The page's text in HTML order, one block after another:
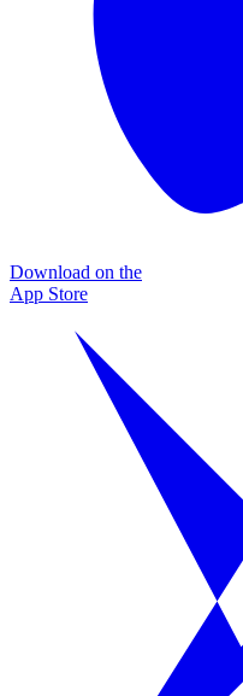
Download on the
App Store